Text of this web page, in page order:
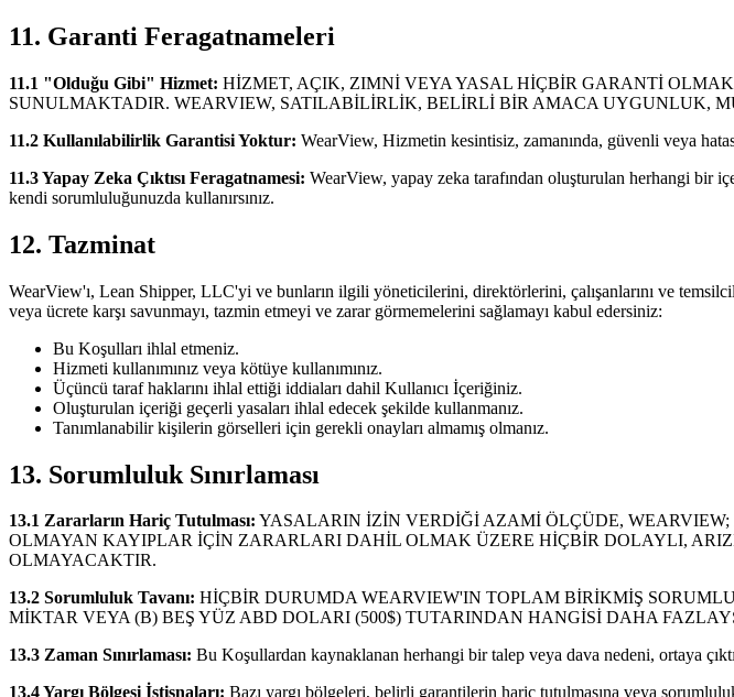
11. Garanti Feragatnameleri
11.1 "Olduğu Gibi" Hizmet: HİZMET, AÇIK, ZIMNİ VEYA YASAL HİÇBİR GARANTİ
SUNULMAKTADIR. WEARVIEW, SATILABİLİRLİK, BELİRLİ BİR AMACA UYGUNLUK,
11.2 Kullanılabilirlik Garantisi Yoktur: WearView, Hizmetin kesintisiz, zamanında, güvenli veya
11.3 Yapay Zeka Çıktısı Feragatnamesi: WearView, yapay zeka tarafından oluşturulan herhangi bir
kendi sorumluluğunuzda kullanırsınız.
12. Tazminat
WearView'ı, Lean Shipper, LLC'yi ve bunların ilgili yöneticilerini, direktörlerini, çalışanlarını ve
veya ücrete karşı savunmayı, tazmin etmeyi ve zarar görmemelerini sağlamayı kabul edersiniz:
Bu Koşulları ihlal etmeniz.
Hizmeti kullanımınız veya kötüye kullanımınız.
Üçüncü taraf haklarını ihlal ettiği iddiaları dahil Kullanıcı İçeriğiniz.
Oluşturulan içeriği geçerli yasaları ihlal edecek şekilde kullanmanız.
Tanımlanabilir kişilerin görselleri için gerekli onayları almamış olmanız.
13. Sorumluluk Sınırlaması
13.1 Zararların Hariç Tutulması: YASALARIN İZİN VERDİĞİ AZAMİ ÖLÇÜDE,
OLMAYAN KAYIPLAR İÇİN ZARARLARI DAHİL OLMAK ÜZERE HİÇBİR DOLAYLI,
OLMAYACAKTIR.
13.2 Sorumluluk Tavanı: HİÇBİR DURUMDA WEARVIEW'IN TOPLAM BİRİKMİŞ
MİKTAR VEYA (B) BEŞ YÜZ ABD DOLARI (500$) TUTARINDAN HANGİSİ DAHA
13.3 Zaman Sınırlaması: Bu Koşullardan kaynaklanan herhangi bir talep veya dava nedeni, ortaya
13.4 Yargı Bölgesi İstisnaları: Bazı yargı bölgeleri, belirli garantilerin hariç tutulmasına veya